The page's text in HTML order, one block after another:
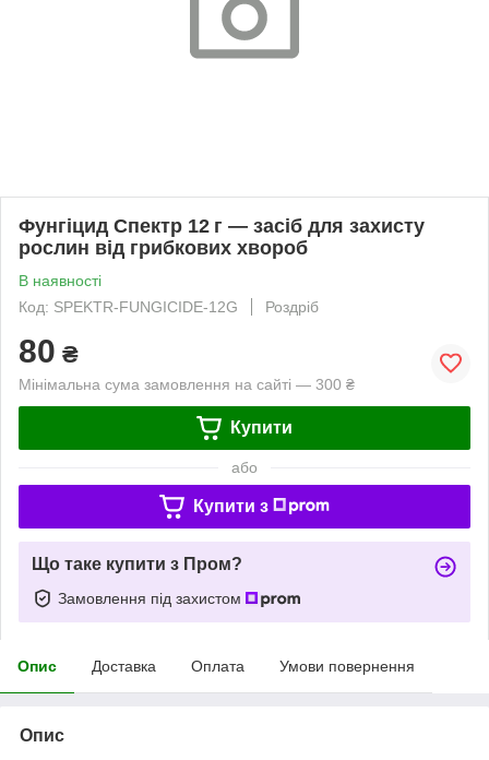
Фунгіцид Спектр 12 г — засіб для захисту
рослин від грибкових хвороб
В наявності
Код: SPEKTR-FUNGICIDE-12G
Роздріб
80 ₴
Мінімальна сума замовлення на сайті — 300 ₴
Купити
або
Купити з
Що таке купити з Пром?
Замовлення під захистом
Опис Доставка Оплата Умови повернення
Опис